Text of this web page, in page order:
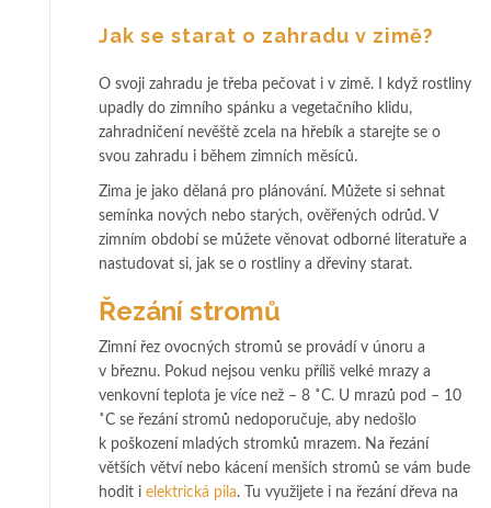
Jak se starat o zahradu v zimě?
O svoji zahradu je třeba pečovat i v zimě. I když rostliny
upadly do zimního spánku a vegetačního klidu,
zahradničení nevěště zcela na hřebík a starejte se o
svou zahradu i během zimních měsíců.
Zima je jako dělaná pro plánování. Můžete si sehnat
semínka nových nebo starých, ověřených odrůd. V
zimním období se můžete věnovat odborné literatuře a
nastudovat si, jak se o rostliny a dřeviny starat.
Řezání stromů
Zimní řez ovocných stromů se provádí v únoru a
v březnu. Pokud nejsou venku příliš velké mrazy a
venkovní teplota je více než – 8 ˚C. U mrazů pod – 10
˚C se řezání stromů nedoporučuje, aby nedošlo
k poškození mladých stromků mrazem. Na řezání
větších větví nebo kácení menších stromů se vám bude
hodit i elektrická pila. Tu využijete i na řezání dřeva na